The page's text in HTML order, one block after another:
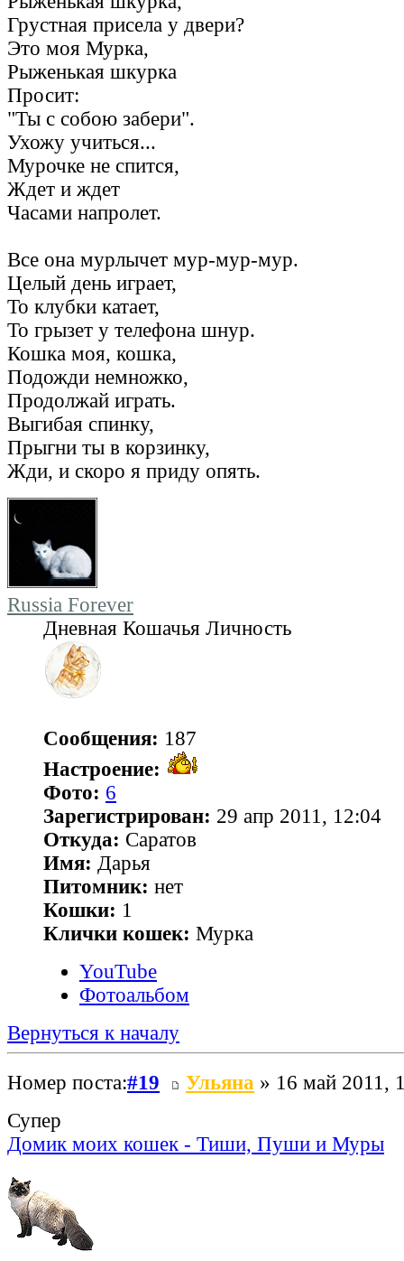
Грустная присела у двери?
Это моя Мурка,
Рыженькая шкурка
Просит:
"Ты с собою забери".
Ухожу учиться...
Мурочке не спится,
Ждет и ждет
Часами напролет.
Все она мурлычет мур-мур-мур.
Целый день играет,
То клубки катает,
То грызет у телефона шнур.
Кошка моя, кошка,
Подожди немножко,
Продолжай играть.
Выгибая спинку,
Прыгни ты в корзинку,
Жди, и скоро я приду опять.
Russia Forever
Дневная Кошачья Личность
Сообщения: 187
Настроение:
Фото: 6
Зарегистрирован: 29 апр 2011, 12:04
Откуда: Саратов
Имя: Дарья
Питомник: нет
Кошки: 1
Клички кошек: Мурка
YouTube
Фотоальбом
Вернуться к началу
Номер поста:#19 Ульяна » 16 май 2011,
Супер
Домик моих кошек - Тиши, Пуши и Муры